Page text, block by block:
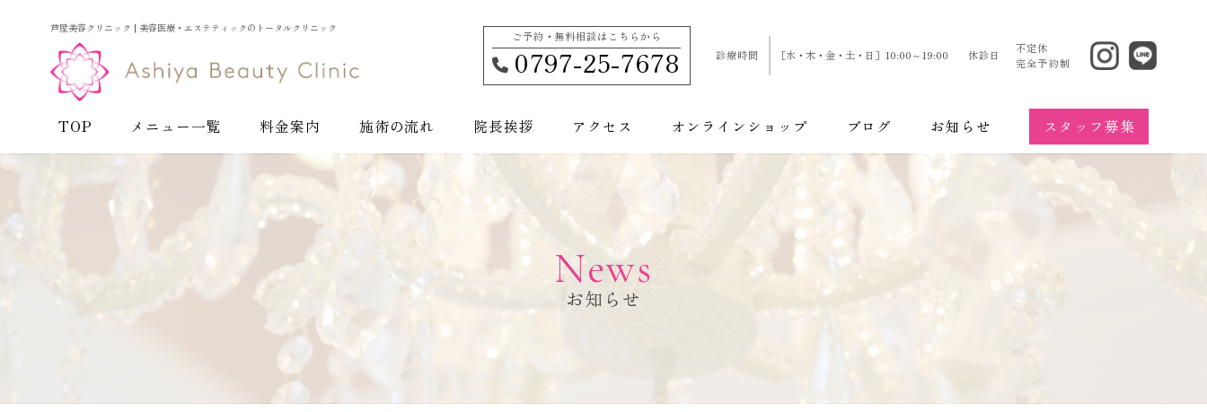
芦屋美容クリニック | 美容医療・エステティックのトータルクリニック
ご予約・無料相談はこちらから
0797-25-7678 診療時間 ［水・木・金・土・日］10:00～19:00 休診日
不定休
完全予約制
TOP メニュー一覧
お悩みから探す
身体のお悩み その他のお悩み
美容外科
エステティック
Facial-フェイシャル-
料金案内 施術の流れ 院長挨拶 アクセス オンラインショップ ブログ お知らせ スタッフ募集
News
お知らせ